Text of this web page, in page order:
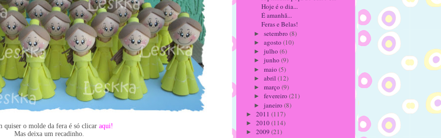
quiser o molde da fera é só clicar aqui!
Mas deixa um recadinho.
Hoje é o dia...
É amanhã...
Feras e Belas!
► setembro (8)
► agosto (10)
► julho (6)
► junho (9)
► maio (5)
► abril (12)
► março (9)
► fevereiro (21)
► janeiro (8)
► 2011 (117)
► 2010(114)
► 2009 (21)